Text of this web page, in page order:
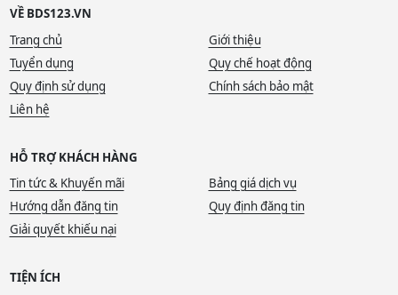
VỀ BDS123.VN
Trang chủ
Giới thiệu
Tuyển dụng
Quy chế hoạt động
Quy định sử dụng
Chính sách bảo mật
Liên hệ
HỖ TRỢ KHÁCH HÀNG
Tin tức & Khuyến mãi
Bảng giá dịch vụ
Hướng dẫn đăng tin
Quy định đăng tin
Giải quyết khiếu nại
TIỆN ÍCH